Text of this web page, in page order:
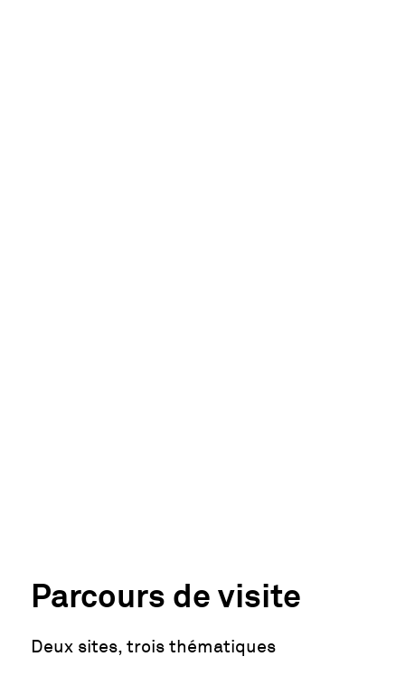
Parcours de visite
Deux sites, trois thématiques